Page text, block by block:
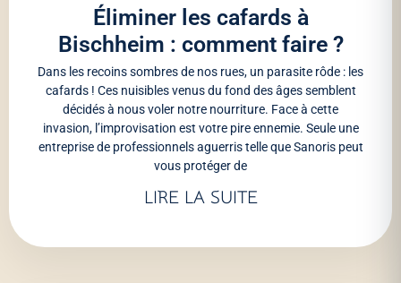
Éliminer les cafards à
Bischheim : comment faire ?
Dans les recoins sombres de nos rues, un parasite rôde : les
cafards ! Ces nuisibles venus du fond des âges semblent
décidés à nous voler notre nourriture. Face à cette
invasion, l’improvisation est votre pire ennemie. Seule une
entreprise de professionnels aguerris telle que Sanoris peut
vous protéger de
LIRE LA SUITE